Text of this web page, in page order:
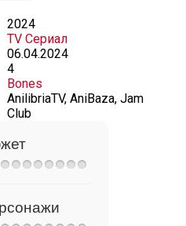
2024
TV Сериал
06.04.2024
4
Bones
AnilibriaTV, AniBaza, Jam
Club